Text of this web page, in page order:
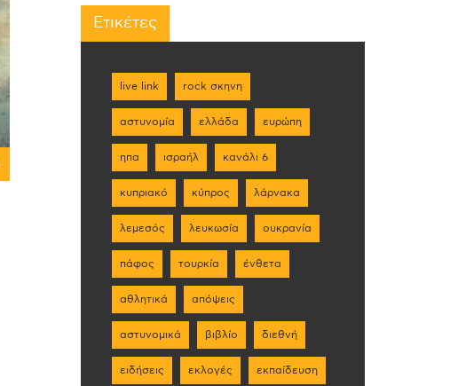
Ετικέτες
live link rock σκηνη
αστυνομία ελλάδα ευρώπη
ηπα ισραήλ κανάλι 6
κυπριακό κύπρος λάρνακα
λεμεσός λευκωσία ουκρανία
πάφος τουρκία ένθετα
αθλητικά απόψεις
αστυνομικά βιβλίο διεθνή
ειδήσεις εκλογές εκπαίδευση